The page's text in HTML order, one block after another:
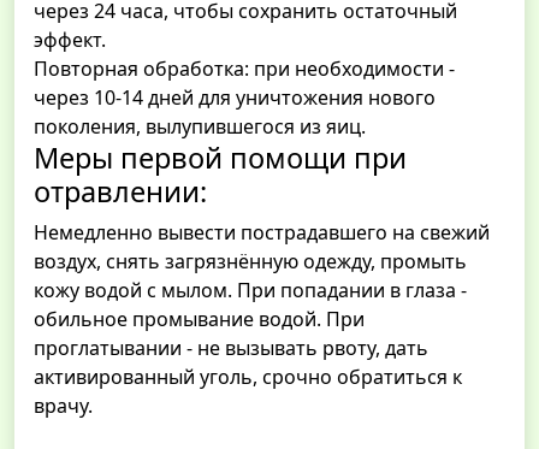
через 24 часа, чтобы сохранить остаточный
эффект.
Повторная обработка: при необходимости -
через 10-14 дней для уничтожения нового
поколения, вылупившегося из яиц.
Меры первой помощи при
отравлении:
Немедленно вывести пострадавшего на свежий
воздух, снять загрязнённую одежду, промыть
кожу водой с мылом. При попадании в глаза -
обильное промывание водой. При
проглатывании - не вызывать рвоту, дать
активированный уголь, срочно обратиться к
врачу.